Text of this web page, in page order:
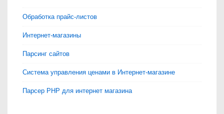
Обработка прайс-листов
Интернет-магазины
Парсинг сайтов
Система управления ценами в Интернет-магазине
Парсер PHP для интернет магазина